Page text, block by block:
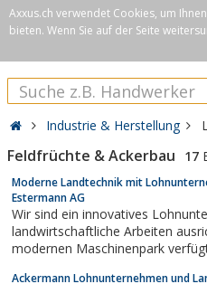
Axxus.ch verwendet Cookies, um
bieten. Wenn Sie auf der Seite
Industrie & Herstellung
Feldfrüchte & Ackerbau 17
Moderne Landtechnik mit
Estermann AG
Wir sind ein innovatives
landwirtschaftliche Arbeiten
modernen Maschinenpark
Ackermann Lohnunternehmen und